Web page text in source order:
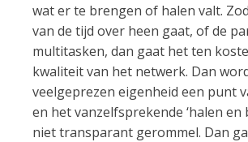
wat er te brengen of halen valt.
van de tijd over heen gaat, of de
multitasken, dan gaat het ten
kwaliteit van het netwerk. Dan
veelgeprezen eigenheid een punt
en het vanzelfsprekende ‘halen en
niet transparant gerommel. Dan